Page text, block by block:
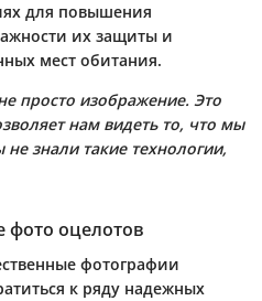
для повышения
их защиты и
мест обитания.
просто изображение. Это
нам видеть то, что мы
знали такие технологии,
фото оцелотов
фотографии
к ряду надежных